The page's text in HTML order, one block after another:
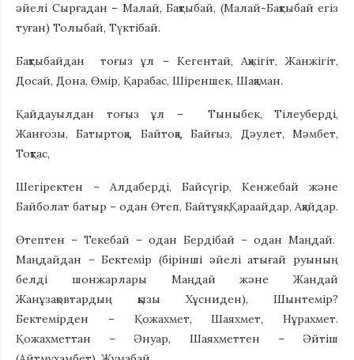
әйелі Сырғадан – Малай, Бақтыбай, (Малай-Бақтыбай егіз
туған) Толыбай, Түктібай.
Бақтыбайдан тоғыз ұл – Кегентай, Ақжігіт, Жанжігіт,
Досай, Дона, Өмір, Қарабас, Шіреншек, Шақаман.
Қайдауылдан тоғыз ұл – Тыныбек, Тілеуберді,
Жанғозы, Батыртоқа, Байтоқа, Байғыз, Дәулет, Мәмбет,
Тоқтас,
Шегіректен – Алдаберді, Байсүгір, Кенжебай және
Байболат батыр – одан Өтеп, Байтұяқ, Қараайдар, Ақайдар.
Өтептен – Текебай – одан Бердібай – одан Маңдай.
Маңдайдан – Бектемір (бірінші әйелі атығай руының
белді шонжарлары Маңдай және Жандай
Жанұзақовтардың қызы Хұсниден), Шынтемір?
Бектемірден – Қожахмет, Шаяхмет, Нұрахмет.
Қожахметтан – Әнуар, Шаяхметтен – Әйтіш